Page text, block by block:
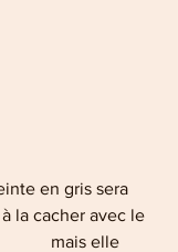
la cacher avec le
mais elle